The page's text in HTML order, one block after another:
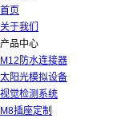
首页
关于我们
产品中心
M12防水连接器
太阳光模拟设备
视觉检测系统
M8插座定制